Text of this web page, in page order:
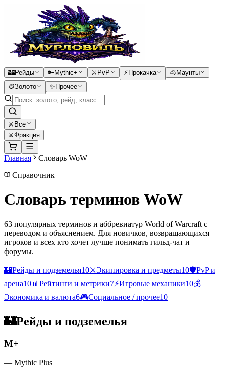
🏰Рейды 🔑Mythic+ ⚔️ PvP ⚡ Прокачка 🐴Маунты
🪙Золото ✨ Прочее
⚔ Все
⚔️Фракция
Главная
Словарь WoW
Справочник
Словарь терминов WoW
63 популярных терминов и аббревиатур World of Warcraft с
переводом и объяснением. Для новичков, возвращающихся
игроков и всех кто хочет лучше понимать гильд-чат и
форумы.
🏰Рейды и подземелья10⚔️Экипировка и предметы10🛡️PvP и
арена10📊 Рейтинги и метрики7⚡Игровые механики10💰
Экономика и валюта6🎮Социальное / прочее10
🏰Рейды и подземелья
M+
— Mythic Plus